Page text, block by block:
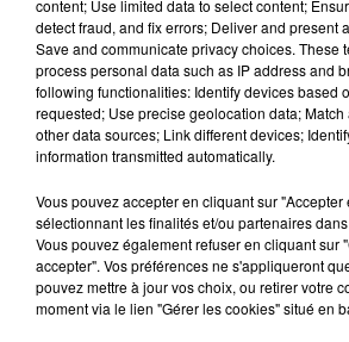
La JDA se déplace sur
Nanterre ce mercredi
cadre de la 15eme
championnat de
Publié : 27 décembre 2017 à 7h00
content; Use limited data to select content;
detect fraud, and fix errors; Deliver and present
Save and communicate privacy choices. These
process personal data such as IP address and
following functionalities: Identify devices based
requested; Use precise geolocation data;
other data sources; Link different devices;
information transmitted automatically.
Vous pouvez accepter en cliquant sur "Accepter
sélectionnant les finalités et/ou partenaires
Vous pouvez également refuser en cliquant sur
accepter". Vos préférences ne s'appliqueront
pouvez mettre à jour vos choix, ou retirer votre
moment via le lien "Gérer les cookies" situé en